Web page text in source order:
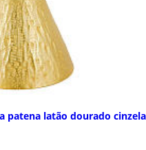
patena latão dourado